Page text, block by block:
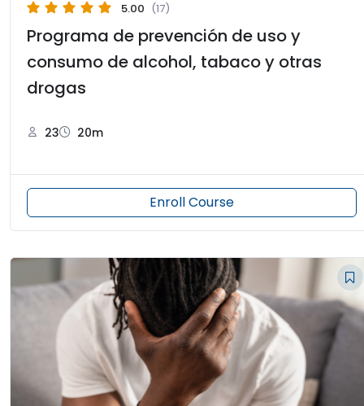
5.00 (17)
Programa de prevención de uso y
consumo de alcohol, tabaco y otras
drogas
23 20m
Enroll Course